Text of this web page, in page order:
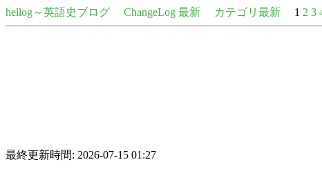
hellog～英語史ブログ ChangeLog 最新 カテゴリ最新 1 2 3
最終更新時間: 2026-07-15 01:27